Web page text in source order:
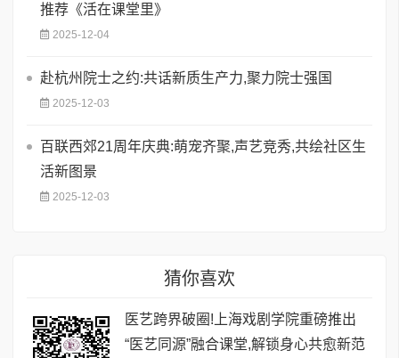
推荐《活在课堂里》
2025-12-04
赴杭州院士之约:共话新质生产力,聚力院士强国
2025-12-03
百联西郊21周年庆典:萌宠齐聚,声艺竞秀,共绘社区生
活新图景
2025-12-03
猜你喜欢
医艺跨界破圈!上海戏剧学院重磅推出
“医艺同源”融合课堂,解锁身心共愈新范